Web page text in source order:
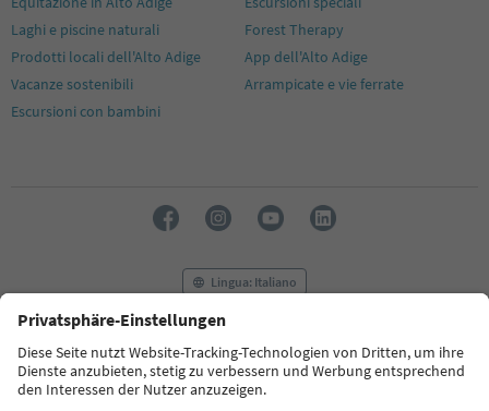
Laghi e piscine naturali
Forest Therapy
Prodotti locali dell'Alto Adige
App dell'Alto Adige
Vacanze sostenibili
Arrampicate e vie ferrate
Escursioni con bambini
Lingua: Italiano
FAQ Contatti Press MICE
Privacy Policy
Termini e condizioni
Crediti
Cookie Policy